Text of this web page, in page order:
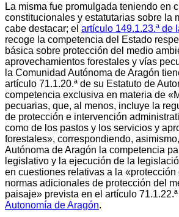
La misma fue promulgada teniendo en
constitucionales y estatutarias sobre la
cabe destacar; el artículo 149.1.23.ª de
recoge la competencia del Estado
básica sobre protección del medio
aprovechamientos forestales y vías
la Comunidad Autónoma de Aragón
artículo 71.1.20.ª de su Estatuto de
competencia exclusiva en materia de
pecuarias, que, al menos, incluye la
de protección e intervención
como de los pastos y los servicios y
forestales», correspondiendo,
Autónoma de Aragón la competencia
legislativo y la ejecución de la
en cuestiones relativas a la
normas adicionales de protección del
paisaje» prevista en el artículo 71.1.22.ª
Autonomía de Aragón.